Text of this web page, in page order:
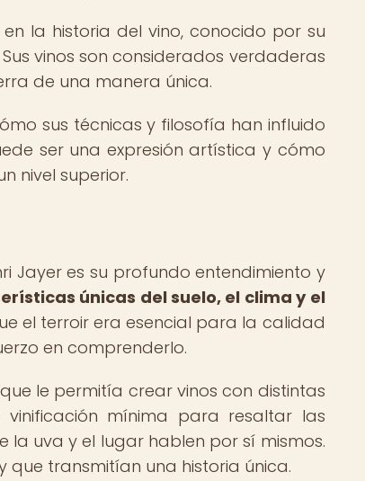
la historia del vino, conocido por su
vinos son considerados verdaderas
de una manera única.
sus técnicas y filosofía han influido
ser una expresión artística y cómo
nivel superior.
Jayer es su profundo entendimiento y
únicas del suelo, el clima y el
el terroir era esencial para la calidad
en comprenderlo.
le permitía crear vinos con distintas
vinificación mínima para resaltar las
la uva y el lugar hablen por sí mismos.
que transmitían una historia única.